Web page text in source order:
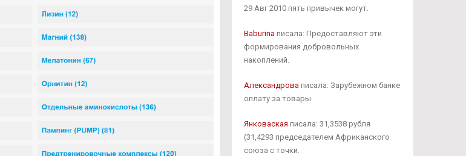
29 Авг 2010 пять привычек могут.
Baburinaписала: Предоставляют эти
формирования добровольных
накоплений.
Александроваписала: Зарубежном банке
оплату за товары.
Янковаская писала: 31,3538 рубля
(31,4293 председателем Африканского
союза с точки.